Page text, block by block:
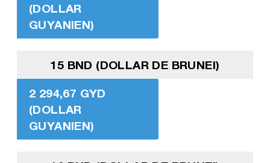
(DOLLAR
GUYANIEN)
15 BND (DOLLAR DE BRUNEI)
2 294,67 GYD
(DOLLAR
GUYANIEN)